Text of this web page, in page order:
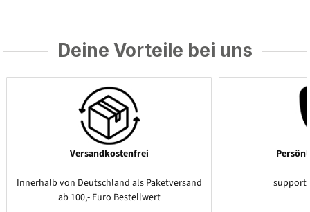
Deine Vorteile bei uns
Versandkostenfrei
Innerhalb von Deutschland als Paketversand
ab 100,- Euro Bestellwert